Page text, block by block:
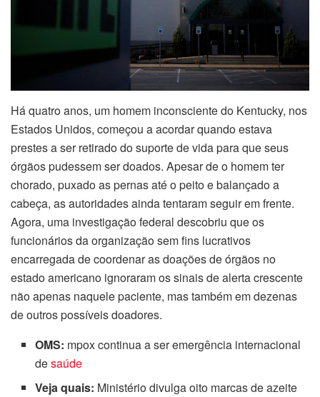
Há quatro anos, um homem inconsciente do Kentucky, nos
Estados Unidos, começou a acordar quando estava
prestes a ser retirado do suporte de vida para que seus
órgãos pudessem ser doados. Apesar de o homem ter
chorado, puxado as pernas até o peito e balançado a
cabeça, as autoridades ainda tentaram seguir em frente.
Agora, uma investigação federal descobriu que os
funcionários da organização sem fins lucrativos
encarregada de coordenar as doações de órgãos no
estado americano ignoraram os sinais de alerta crescente
não apenas naquele paciente, mas também em dezenas
de outros possíveis doadores.
OMS: mpox continua a ser emergência internacional
desaúde
Veja quais: Ministério divulga oito marcas de azeite